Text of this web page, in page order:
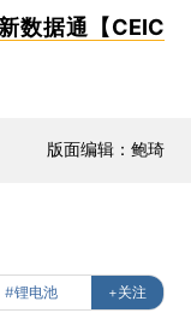
数据通【CEIC
版面编辑：鲍琦
#锂电池 +关注